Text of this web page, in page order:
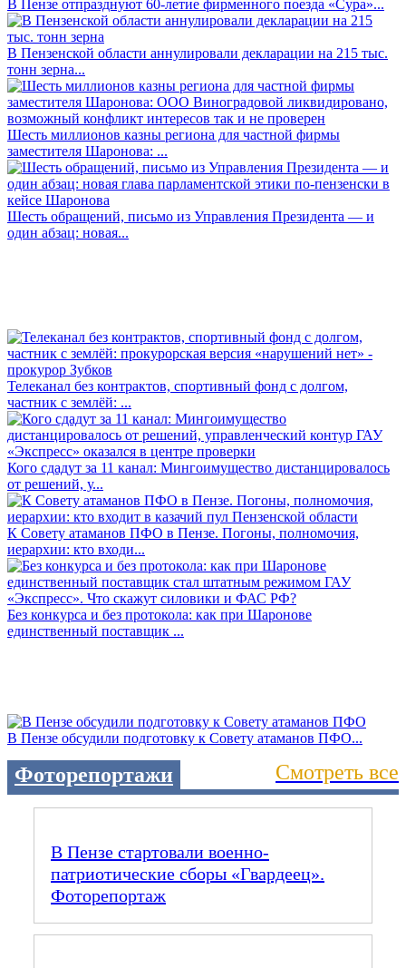
В Пензе отпразднуют 60-летие фирменного поезда «Сура»...
В Пензенской области аннулировали декларации на 215 тыс.
тонн зерна...
Шесть миллионов казны региона для частной фирмы
заместителя Шаронова: ...
Шесть обращений, письмо из Управления Президента — и
один абзац: новая...
Телеканал без контрактов, спортивный фонд с долгом,
частник с землёй: ...
Кого сдадут за 11 канал: Мингоимущество дистанцировалось
от решений, у...
К Совету атаманов ПФО в Пензе. Погоны, полномочия,
иерархии: кто входи...
Без конкурса и без протокола: как при Шаронове
единственный поставщик ...
В Пензе обсудили подготовку к Совету атаманов ПФО...
Фоторепортажи Смотреть все
В Пензе стартовали военно-
патриотические сборы «Гвардеец».
Фоторепортаж